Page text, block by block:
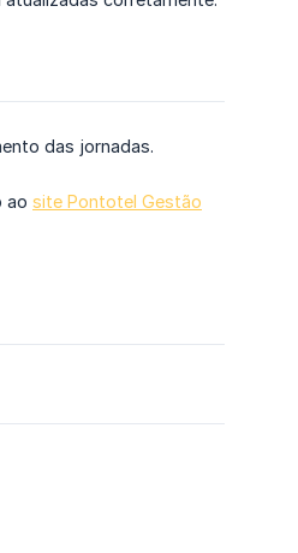
das jornadas.
ao site Pontotel Gestão